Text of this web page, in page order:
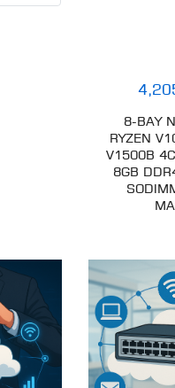
8-BAY
RYZEN
V1500B
8GB